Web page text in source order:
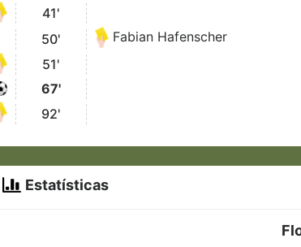
41'
50'
Fabian Hafenscher
51'
67'
92'
Estatísticas